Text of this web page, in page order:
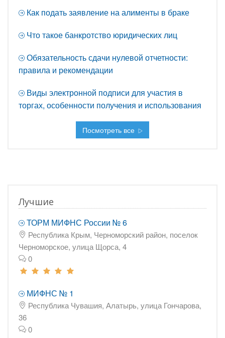
Как подать заявление на алименты в браке
Что такое банкротство юридических лиц
Обязательность сдачи нулевой отчетности:
правила и рекомендации
Виды электронной подписи для участия в
торгах, особенности получения и использования
Посмотреть все
Лучшие
ТОРМ МИФНС России № 6
Республика Крым, Черноморский район, поселок
Черноморское, улица Щорса, 4
0
МИФНС № 1
Республика Чувашия, Алатырь, улица Гончарова,
36
0